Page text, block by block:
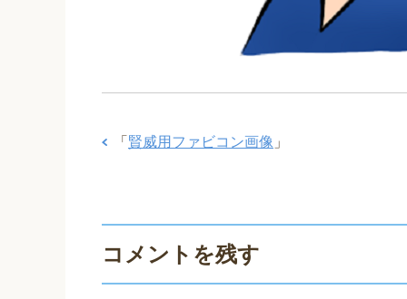
「 賢威用ファビコン画像 」
コメントを残す